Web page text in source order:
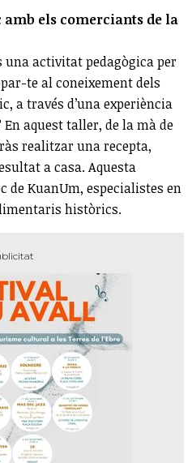
els comerciants de la
una activitat pedagògica per
te al coneixement dels
a través d’una experiència
aquest taller, de la mà de
realitzar una recepta,
a casa. Aquesta
de KuanUm, especialistes en
històrics.